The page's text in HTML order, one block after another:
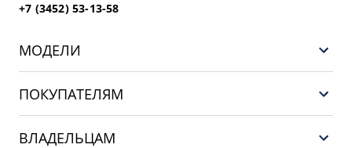
+7 (3452) 53-13-58
МОДЕЛИ
CITYRAY
ПОКУПАТЕЛЯМ
ВЛАДЕЛЬЦАМ